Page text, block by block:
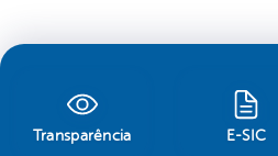
Transparência E-SIC